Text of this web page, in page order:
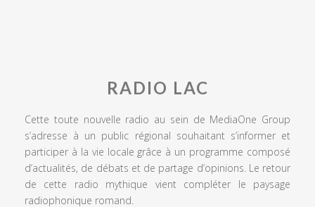
RADIO LAC
Cette toute nouvelle radio au sein de MediaOne Group
s’adresse à un public régional souhaitant s’informer et
participer à la vie locale grâce à un programme composé
d’actualités, de débats et de partage d’opinions. Le retour
de cette radio mythique vient compléter le paysage
radiophonique romand.